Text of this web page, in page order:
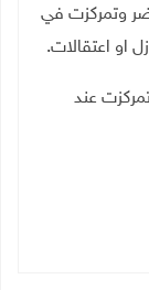
وتمركزت في
او اعتقالات.
عند